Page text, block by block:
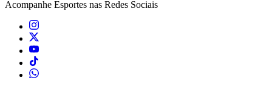
Acompanhe Esportes nas Redes Sociais